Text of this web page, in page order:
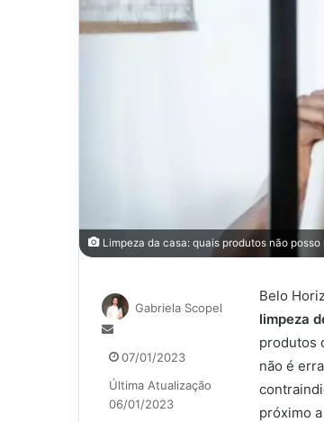
Limpeza da casa: quais produtos não
Belo
limpeza
produtos
não é
próximo
Gabriela Scopel
Mande
e-
mail
07/01/2023
Última Atualização
06/01/2023